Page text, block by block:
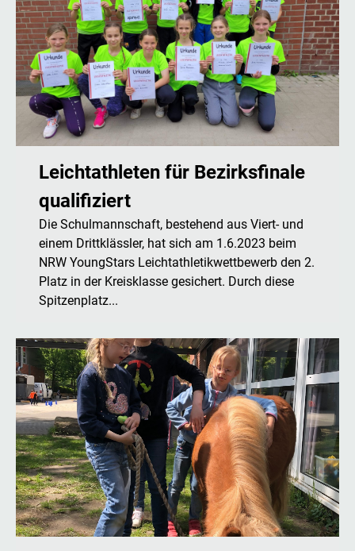
Leichtathleten für Bezirksfinale
qualifiziert
Die Schulmannschaft, bestehend aus Viert- und
einem Drittklässler, hat sich am 1.6.2023 beim
NRW YoungStars Leichtathletikwettbewerb den 2.
Platz in der Kreisklasse gesichert. Durch diese
Spitzenplatz...